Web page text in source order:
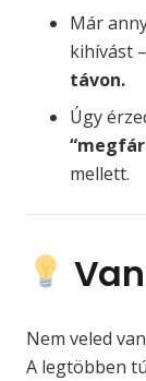
Már
kihívást
távon.
Úgy
mellett.
Nem veled
A legtöbben